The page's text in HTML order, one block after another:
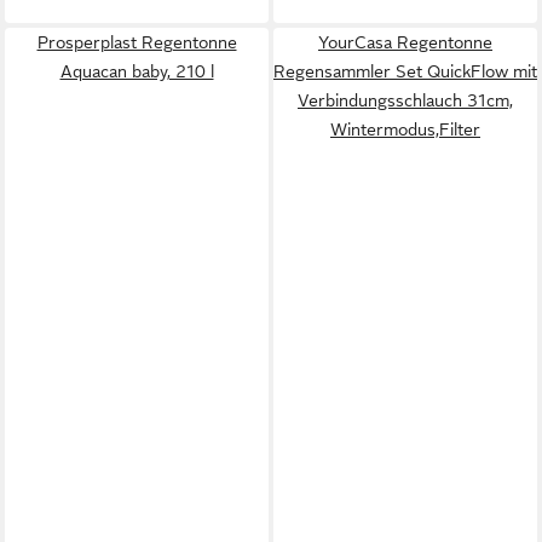
Prosperplast Regentonne
Aquacan baby, 210 l
YourCasa Regentonne
Regensammler Set QuickFlow mit
Verbindungsschlauch 31cm,
Wintermodus,Filter